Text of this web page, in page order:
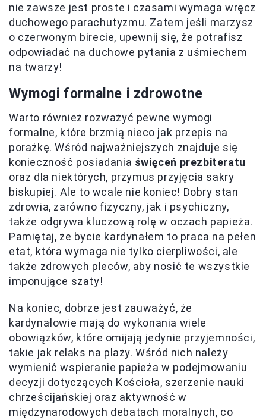
nie zawsze jest proste i czasami wymaga wręcz
duchowego parachutyzmu. Zatem jeśli marzysz
o czerwonym birecie, upewnij się, że potrafisz
odpowiadać na duchowe pytania z uśmiechem
na twarzy!
Wymogi formalne i zdrowotne
Warto również rozważyć pewne wymogi
formalne, które brzmią nieco jak przepis na
porażkę. Wśród najważniejszych znajduje się
konieczność posiadania święceń prezbiteratu
oraz dla niektórych, przymus przyjęcia sakry
biskupiej. Ale to wcale nie koniec! Dobry stan
zdrowia, zarówno fizyczny, jak i psychiczny,
także odgrywa kluczową rolę w oczach papieża.
Pamiętaj, że bycie kardynałem to praca na pełen
etat, która wymaga nie tylko cierpliwości, ale
także zdrowych pleców, aby nosić te wszystkie
imponujące szaty!
Na koniec, dobrze jest zauważyć, że
kardynałowie mają do wykonania wiele
obowiązków, które omijają jedynie przyjemności,
takie jak relaks na plaży. Wśród nich należy
wymienić wspieranie papieża w podejmowaniu
decyzji dotyczących Kościoła, szerzenie nauki
chrześcijańskiej oraz aktywność w
międzynarodowych debatach moralnych, co